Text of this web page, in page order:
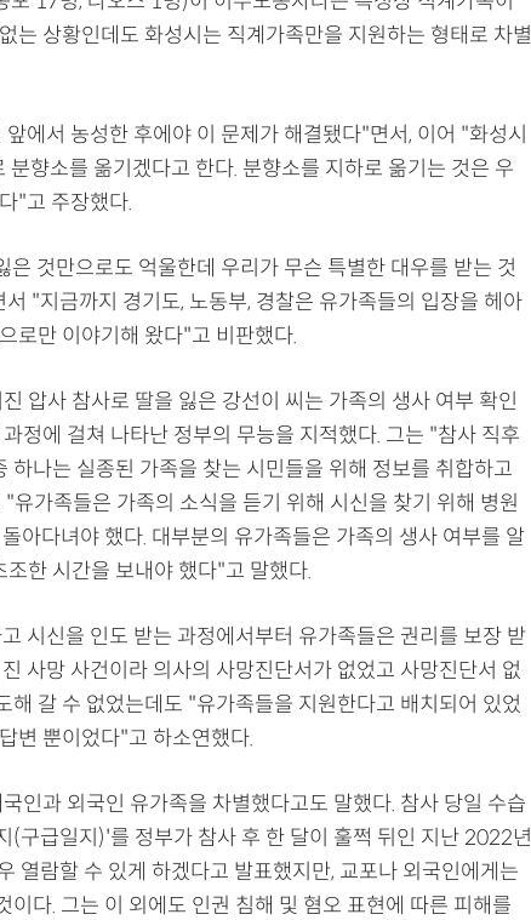
는 상황인데도 화성시는 직계가족만을 지원하는 형태로 차별
에서 농성한 후에야 이 문제가 해결됐다"면서, 이어 "화성시
향소를 옮기겠다고 한다. 분향소를 지하로 옮기는 것은 우
"고 주장했다.
은 것만으로도 억울한데 우리가 무슨 특별한 대우를 받는 것
"지금까지 경기도, 노동부, 경찰은 유가족들의 입장을 헤아
로만 이야기해 왔다"고 비판했다.
압사 참사로 딸을 잃은 강선이 씨는 가족의 생사 여부 확인
정에 걸쳐 나타난 정부의 무능을 지적했다. 그는 "참사 직후
하나는 실종된 가족을 찾는 시민들을 위해 정보를 취합하고
유가족들은 가족의 소식을 듣기 위해 시신을 찾기 위해 병원
아다녀야 했다. 대부분의 유가족들은 가족의 생사 여부를 알
한 시간을 보내야 했다"고 말했다.
시신을 인도 받는 과정에서부터 유가족들은 권리를 보장 받
사망 사건이라 의사의 사망진단서가 없었고 사망진단서 없
해 갈 수 없었는데도 "유가족들을 지원한다고 배치되어 있었
변 뿐이었다"고 하소연했다.
인과 외국인 유가족을 차별했다고도 말했다. 참사 당일 수습
(구급일지)'를 정부가 참사 후 한 달이 훌쩍 뒤인 지난 2022년
열람할 수 있게 하겠다고 발표했지만, 교포나 외국인에게는
이다. 그는 이 외에도 인권 침해 및 혐오 표현에 따른 피해를